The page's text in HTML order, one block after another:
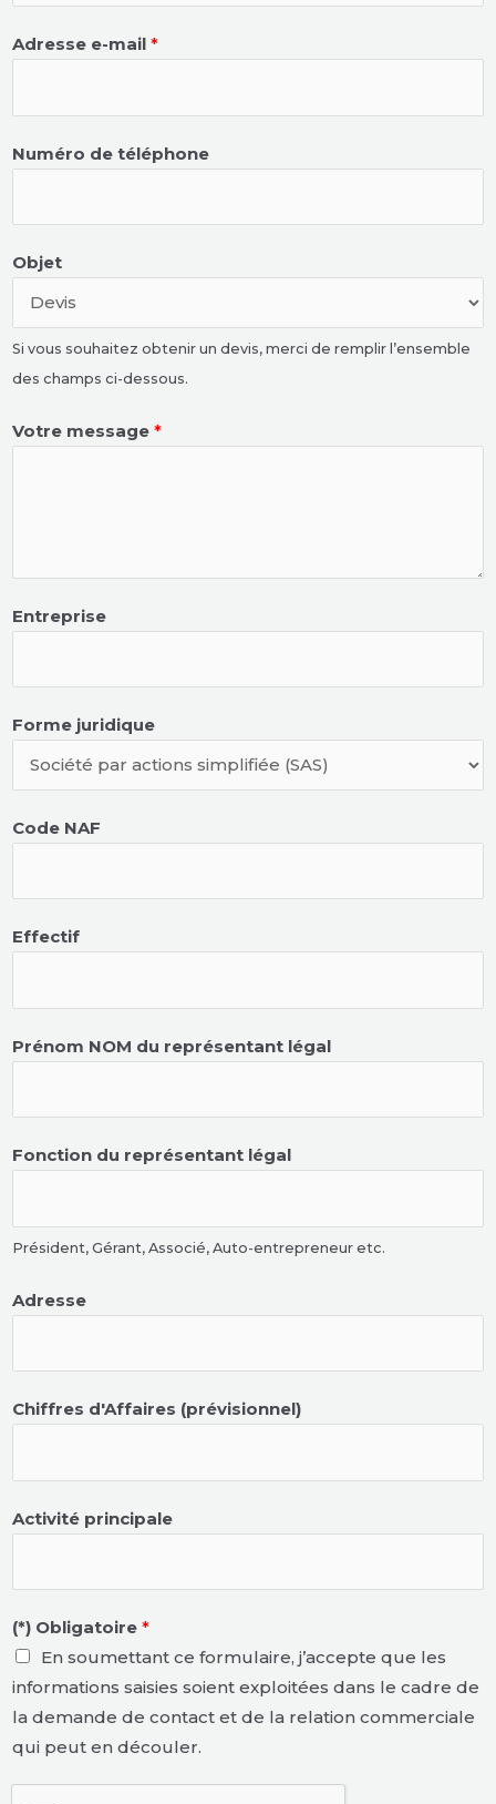
Adresse e-mail *
Numéro de téléphone
Objet
Si vous souhaitez obtenir un devis, merci de remplir l’ensemble
des champs ci-dessous.
Votre message *
Entreprise
Forme juridique
Code NAF
Effectif
Prénom NOM du représentant légal
Fonction du représentant légal
Président, Gérant, Associé, Auto-entrepreneur etc.
Adresse
Chiffres d'Affaires (prévisionnel)
Activité principale
(*) Obligatoire *
En soumettant ce formulaire, j’accepte que les
informations saisies soient exploitées dans le cadre de
la demande de contact et de la relation commerciale
qui peut en découler.